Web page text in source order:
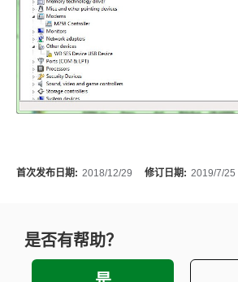
首次发布日期: 2018/12/29 修订日期: 2019/7/25
是否有帮助？